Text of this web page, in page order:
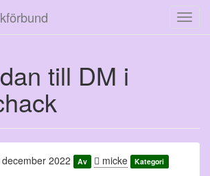
till DM i
2022 Av micke Kategori